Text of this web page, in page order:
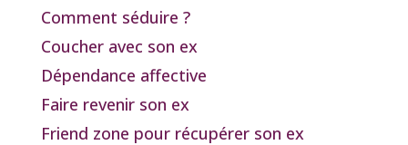
Comment séduire ?
Coucher avec son ex
Dépendance affective
Faire revenir son ex
Friend zone pour récupérer son ex